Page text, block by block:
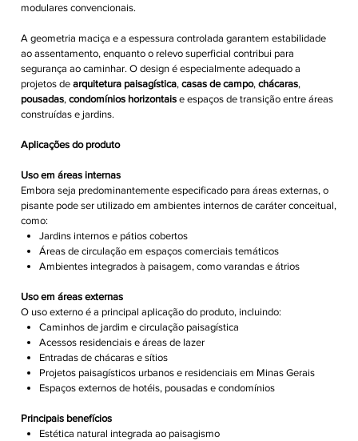
modulares convencionais.
A geometria maciça e a espessura controlada garantem estabilidade
ao assentamento, enquanto o relevo superficial contribui para
segurança ao caminhar. O design é especialmente adequado a
projetos de arquitetura paisagística, casas de campo, chácaras,
pousadas, condomínios horizontais e espaços de transição entre áreas
construídas e jardins.
Aplicações do produto
Uso em áreas internas
Embora seja predominantemente especificado para áreas externas, o
pisante pode ser utilizado em ambientes internos de caráter conceitual,
como:
Jardins internos e pátios cobertos
Áreas de circulação em espaços comerciais temáticos
Ambientes integrados à paisagem, como varandas e átrios
Uso em áreas externas
O uso externo é a principal aplicação do produto, incluindo:
Caminhos de jardim e circulação paisagística
Acessos residenciais e áreas de lazer
Entradas de chácaras e sítios
Projetos paisagísticos urbanos e residenciais em Minas Gerais
Espaços externos de hotéis, pousadas e condomínios
Principais benefícios
Estética natural integrada ao paisagismo